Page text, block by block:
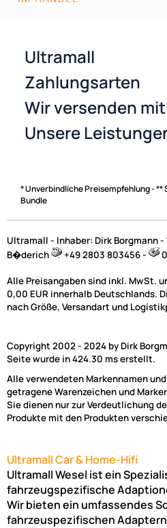
Zahlungsarten
* Unverbindliche Preisempfehlung - **
Bundle
Ultramall - Inhaber: Dirk Borgmann -
B�derich
+49 2803 803456 -
Alle Preisangaben sind inkl. MwSt.
0,00 EUR innerhalb Deutschlands.
nach Größe, Versandart und
Copyright 2002 - 2024 by Dirk
Seite wurde in 424.30 ms erstellt.
Alle verwendeten Markennamen
getragene Warenzeichen und
Sie dienen nur zur Verdeutlichung
Produkte mit den Produkten
Ultramall Car & Home-Hifi
Ultramall Wesel ist ein
fahrzeugspezifische
Wir bieten ein umfassendes
fahrzeuspezifischen